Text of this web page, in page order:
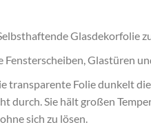
Glasdekorfolie
Fensterscheiben, Glastüren
transparente Folie dunkelt
durch. Sie hält großen
sich zu lösen.